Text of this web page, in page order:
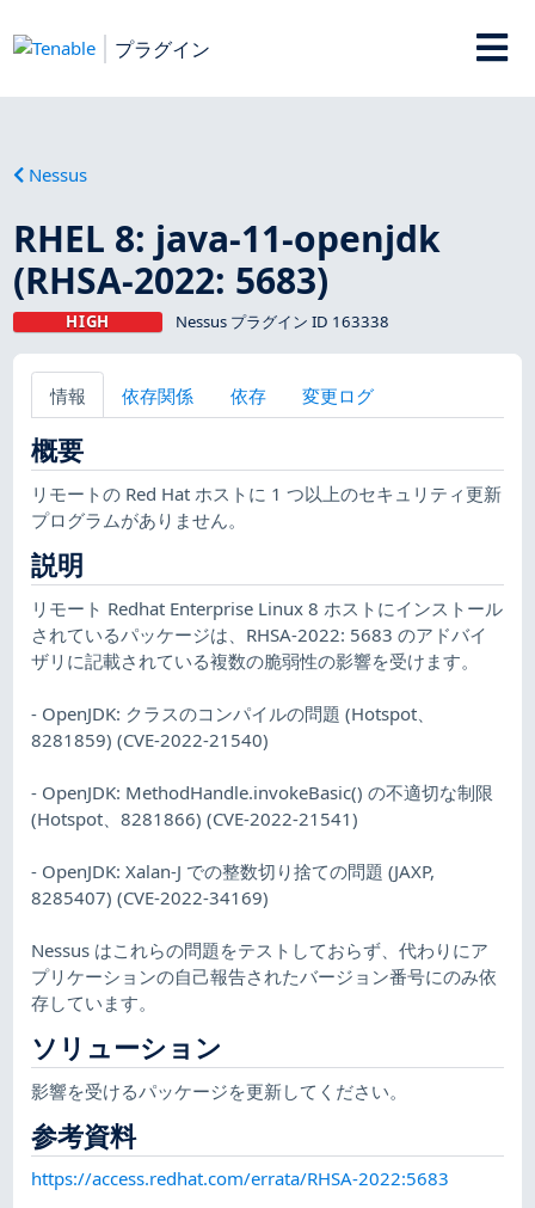
プラグイン
Nessus
RHEL 8: java-11-openjdk
(RHSA-2022: 5683)
HIGH Nessus プラグイン ID 163338
情報 依存関係 依存 変更ログ
概要
リモートの Red Hat ホストに 1 つ以上のセキュリティ更新
プログラムがありません。
説明
リモート Redhat Enterprise Linux 8 ホストにインストール
されているパッケージは、RHSA-2022: 5683 のアドバイ
ザリに記載されている複数の脆弱性の影響を受けます。
- OpenJDK: クラスのコンパイルの問題 (Hotspot、
8281859) (CVE-2022-21540)
- OpenJDK: MethodHandle.invokeBasic() の不適切な制限
(Hotspot、8281866) (CVE-2022-21541)
- OpenJDK: Xalan-J での整数切り捨ての問題 (JAXP,
8285407) (CVE-2022-34169)
Nessus はこれらの問題をテストしておらず、代わりにア
プリケーションの自己報告されたバージョン番号にのみ依
存しています。
ソリューション
影響を受けるパッケージを更新してください。
参考資料
https://access.redhat.com/errata/RHSA-2022:5683